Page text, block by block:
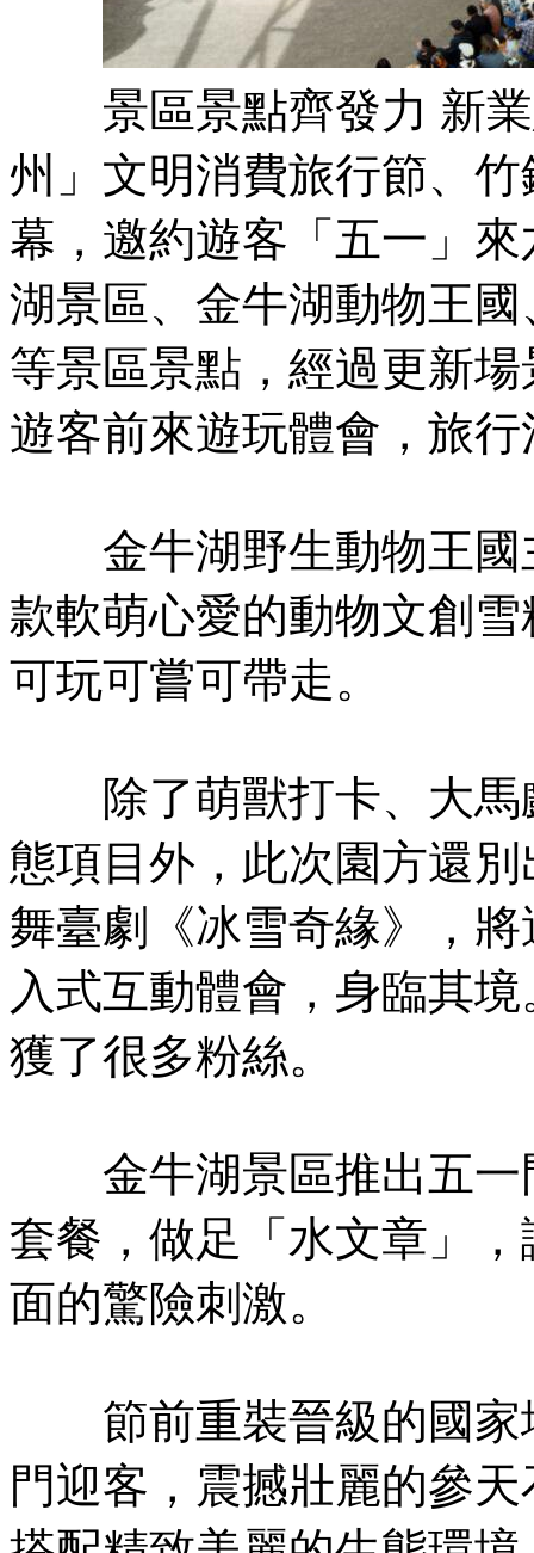
景區景點齊發力 新業
州」文明消費旅行節、
幕，邀約遊客「五一」
湖景區、金牛湖動物王
等景區景點，經過更新
遊客前來遊玩體會，旅
金牛湖野生動物王國
款軟萌心愛的動物文創
可玩可嘗可帶走。
除了萌獸打卡、大馬
態項目外，此次園方還
舞臺劇《冰雪奇緣》，
入式互動體會，身臨其
獲了很多粉絲。
金牛湖景區推出五一
套餐，做足「水文章」
面的驚險刺激。
節前重裝晉級的國家
門迎客，震撼壯麗的參